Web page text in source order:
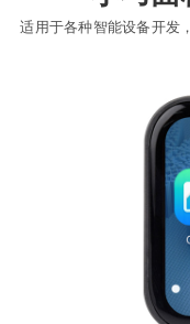
适用于各种智能设备开发